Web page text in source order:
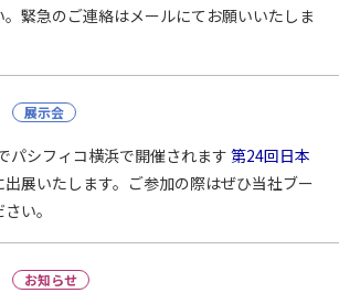
緊急のご連絡はメールにてお願いいたしま
展示会
パシフィコ横浜で開催されます 第24回日本
出展いたします。ご参加の際はぜひ当社ブー
い。
お知らせ